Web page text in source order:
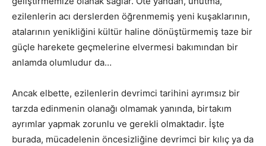
ezilenlerin acı derslerden öğrenmemiş yeni kuşaklarının,
atalarının yenikliğini kültür haline dönüştürmemiş taze bir
güçle harekete geçmelerine elvermesi bakımından bir
anlamda olumludur da…
Ancak elbette, ezilenlerin devrimci tarihini ayrımsız bir
tarzda edinmenin olanağı olmamak yanında, birtakım
ayrımlar yapmak zorunlu ve gerekli olmaktadır. İşte
burada, mücadelenin öncesizliğine devrimci bir kılıç ya da